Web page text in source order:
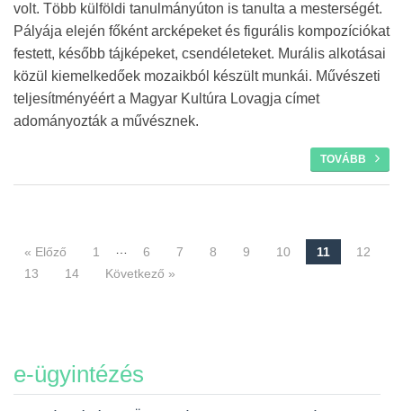
volt. Több külföldi tanulmányúton is tanulta a mesterségét.
Pályája elején főként arcképeket és figurális kompozíciókat
festett, később tájképeket, csendéleteket. Murális alkotásai
közül kiemelkedőek mozaikból készült munkái. Művészeti
teljesítményéért a Magyar Kultúra Lovagja címet
adományozták a művésznek.
TOVÁBB
Navigáció
« Előző 1 … 6 7 8 9 10 11
12
13
14 Következő »
e-ügyintézés